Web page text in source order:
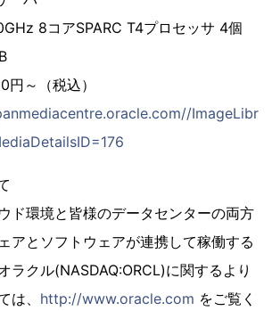
8コアSPARC T4プロセッサ 4個
～（税込）
ImageLibr
ド環境と皆様のデータセンターの両方
アとソフトウェアが連携して稼働する
ラクル(NASDAQ:ORCL)に関するより
は、 http://www.oracle.com をご覧く